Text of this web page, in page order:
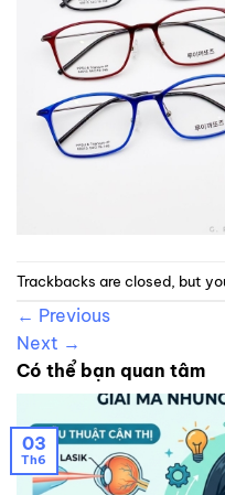
Trackbacks are closed, but
← Previous
Next →
Có thể bạn quan tâm
03
Th6